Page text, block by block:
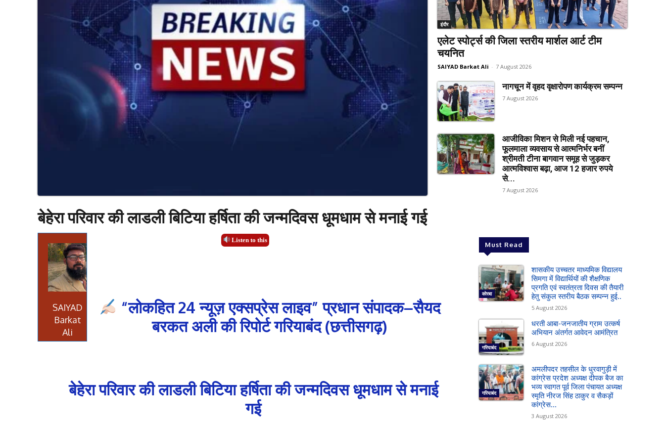
बेहेरा परिवार की लाडली बिटिया हर्षिता की जन्मदिवस धूमधाम से मनाई गई
इंदौर
एलेट स्पोर्ट्स की जिला स्तरीय मार्शल आर्ट टीम
चयनित
SAIYAD Barkat Ali - 7 August 2026
नागचून में वृहद वृक्षारोपण कार्यक्रम सम्पन्न
7 August 2026
आजीविका मिशन से मिली नई पहचान,
फूलमाला व्यवसाय से आत्मनिर्भर बनीं
श्रीमती टीना बागवान समूह से जुड़कर
आत्मविश्वास बढ़ा, आज 12 हजार रुपये
से...
7 August 2026
Listen to this
SAIYAD
Barkat
Ali
“लोकहित 24 न्यूज़ एक्सप्रेस लाइव” प्रधान संपादक–सैयद
बरकत अली की रिपोर्ट गरियाबंद (छत्तीसगढ़)
बेहेरा परिवार की लाडली बिटिया हर्षिता की जन्मदिवस धूमधाम से मनाई
गई
Must Read
कोरबा
शासकीय उच्चतर माध्यमिक विद्यालय
सिमगा में विद्यार्थियों की शैक्षणिक
प्रगति एवं स्वतंत्रता दिवस की तैयारी
हेतु संकुल स्तरीय बैठक सम्पन्न हुई..
5 August 2026
गरियाबंद
धरती आबा-जनजातीय ग्राम उत्कर्ष
अभियान अंतर्गत आवेदन आमंत्रित
6 August 2026
गरियाबंद
अमलीपदर तहसील के धुरवागुड़ी में
कांग्रेस प्रदेश अध्यक्ष दीपक बैज का
भव्य स्वागत पूर्व जिला पंचायत अध्यक्ष
स्मृति नीरज सिंह ठाकुर व सैकड़ों
कांग्रेस...
3 August 2026